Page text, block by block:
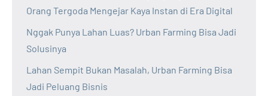
Orang Tergoda Mengejar Kaya Instan di Era Digital
Nggak Punya Lahan Luas? Urban Farming Bisa Jadi
Solusinya
Lahan Sempit Bukan Masalah, Urban Farming Bisa
Jadi Peluang Bisnis